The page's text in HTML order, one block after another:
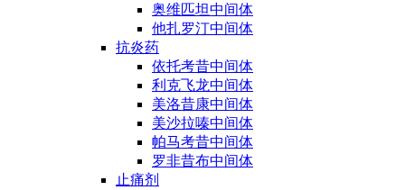
奥维匹坦中间体
他扎罗汀中间体
抗炎药
依托考昔中间体
利克飞龙中间体
美洛昔康中间体
美沙拉嗪中间体
帕马考昔中间体
罗非昔布中间体
止痛剂